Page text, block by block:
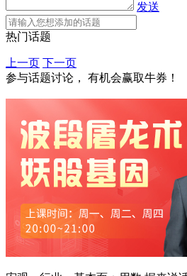
发送
热门话题
上一页 下一页
参与话题讨论， 有机会赢取牛券！